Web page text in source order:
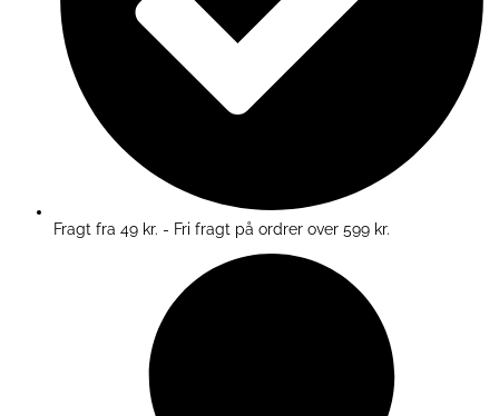
Fragt fra 49 kr. - Fri fragt på ordrer over 599 kr.